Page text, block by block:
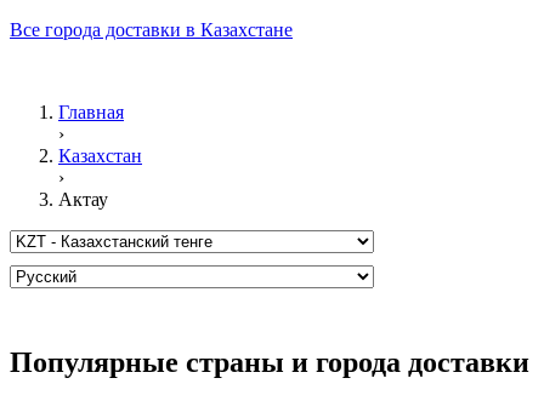
Все города доставки в Казахстане
Главная
›
Казахстан
›
Актау
Популярные страны и города доставки